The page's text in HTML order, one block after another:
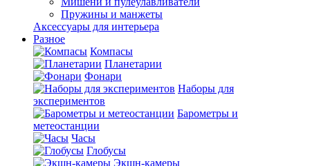
Пружины и манжеты
Аксессуары для интерьера
Разное
Компасы
Планетарии
Фонари
Наборы для
экспериментов
Барометры и
метеостанции
Часы
Глобусы
Экшн-камеры